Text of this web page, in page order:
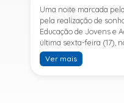
Uma noite marcada
pela realização de
Educação de Jovens e
última sexta-feira (17),
cerimônia celebrou a
alunos e entrou para a
Ver mais